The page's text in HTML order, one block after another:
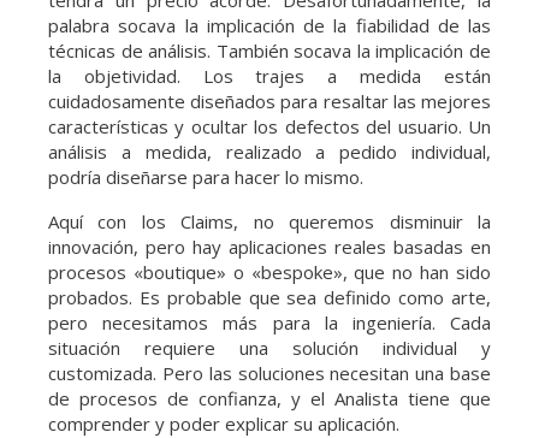
palabra socava la implicación de la fiabilidad de las
técnicas de análisis. También socava la implicación de
la objetividad. Los trajes a medida están
cuidadosamente diseñados para resaltar las mejores
características y ocultar los defectos del usuario. Un
análisis a medida, realizado a pedido individual,
podría diseñarse para hacer lo mismo.
Aquí con los Claims, no queremos disminuir la
innovación, pero hay aplicaciones reales basadas en
procesos «boutique» o «bespoke», que no han sido
probados. Es probable que sea definido como arte,
pero necesitamos más para la ingeniería. Cada
situación requiere una solución individual y
customizada. Pero las soluciones necesitan una base
de procesos de confianza, y el Analista tiene que
comprender y poder explicar su aplicación.